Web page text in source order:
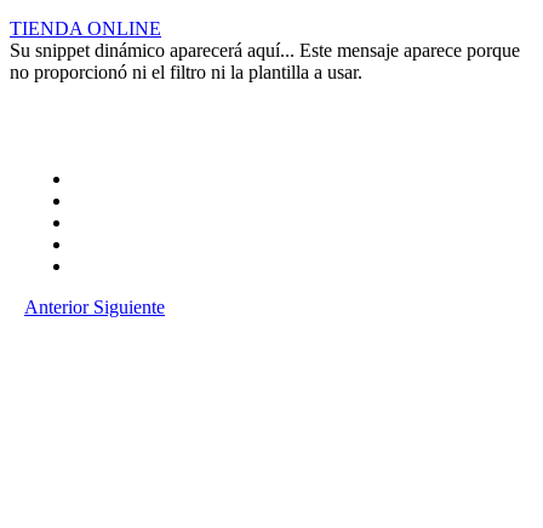
TIENDA ONLINE
Su snippet dinámico aparecerá aquí... Este mensaje aparece porque
no proporcionó ni el filtro ni la plantilla a usar.
Anterior Siguiente